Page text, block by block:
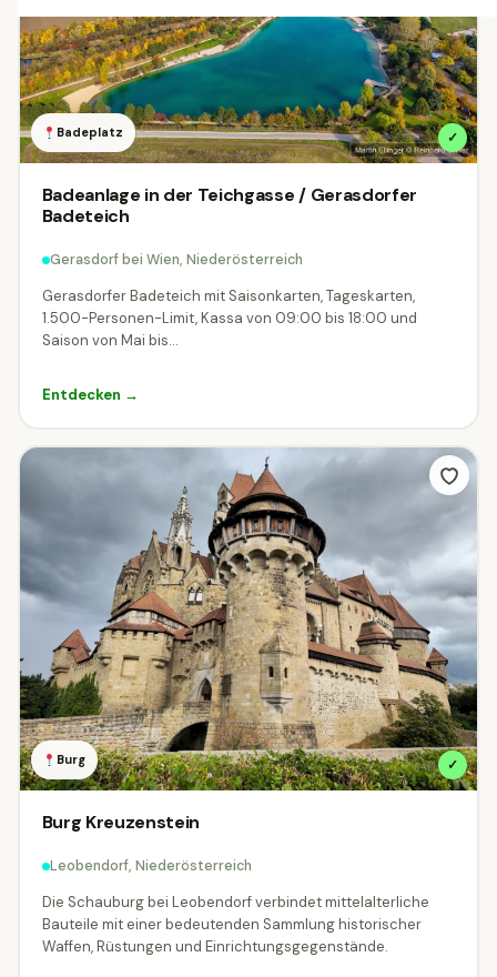
Schweiz
ÖSTERREICH
Alle Regionen Burgenland 742 Kärnten 3120
DEUTSCHLAND
Baden-Württemberg
SCHWEIZ
Appenzell Ausserrhoden 4
Appenzell Innerrhoden 2 Graubünden
St. Gallen 11 Thurgau 7 Zürich 1
BEZIRK
Alle Amstetten 2 Baden 16 Bruck an der Leitha 8
Gmünd 2 Gänserndorf 10 Horn 12 Korneuburg 5
Krems an der Donau-Stadt 2 Krems-Land 10
Sankt Pölten-Stadt 3 Scheibbs 1 Tulln 5
Badeplatz ✓
Badeanlage in der Teichgasse / Gerasdorfer
Badeteich
Gerasdorf bei Wien, Niederösterreich
Gerasdorfer Badeteich mit Saisonkarten, Tageskarten,
1.500-Personen-Limit, Kassa von 09:00 bis 18:00 und
Saison von Mai bis...
Entdecken →
Burg ✓
Burg Kreuzenstein
Leobendorf, Niederösterreich
Die Schauburg bei Leobendorf verbindet mittelalterliche
Bauteile mit einer bedeutenden Sammlung historischer
Waffen, Rüstungen und Einrichtungsgegenstände.